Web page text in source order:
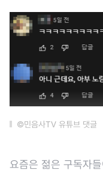
©민음사TV 유튜브 댓글
요즘은 젊은 구독자